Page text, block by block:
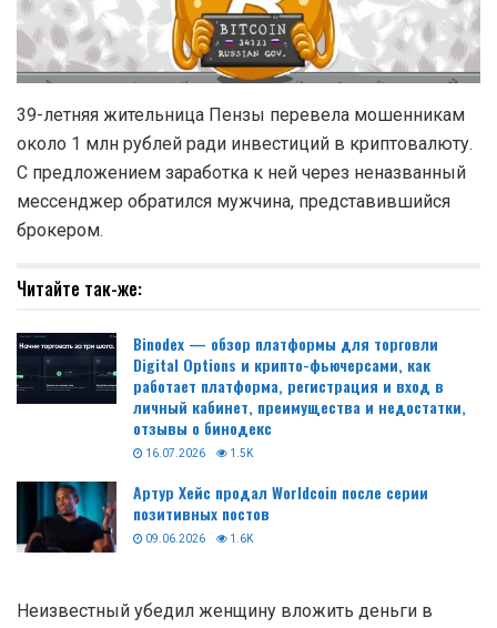
39-летняя жительница Пензы перевела мошенникам
около 1 млн рублей ради инвестиций в криптовалюту.
С предложением заработка к ней через неназванный
мессенджер обратился мужчина, представившийся
брокером.
Читайте так-же:
Binodex — обзор платформы для торговли
Digital Options и крипто-фьючерсами, как
работает платформа, регистрация и вход в
личный кабинет, преимущества и недостатки,
отзывы о бинодекс
16.07.2026 1.5K
Артур Хейс продал Worldcoin после серии
позитивных постов
09.06.2026 1.6K
Неизвестный убедил женщину вложить деньги в